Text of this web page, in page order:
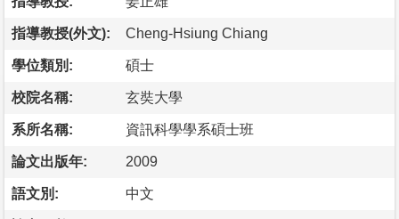
指導教授(外文): Cheng-Hsiung Chiang
學位類別: 碩士
校院名稱: 玄奘大學
系所名稱: 資訊科學學系碩士班
論文出版年: 2009
語文別: 中文